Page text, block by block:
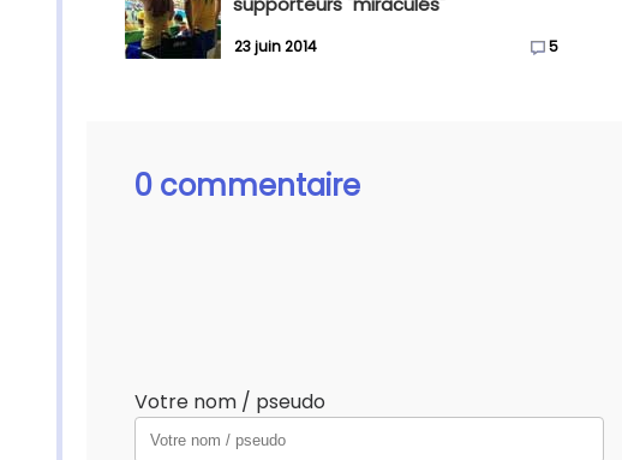
23 juin 2014 5
0 commentaire
Votre nom / pseudo